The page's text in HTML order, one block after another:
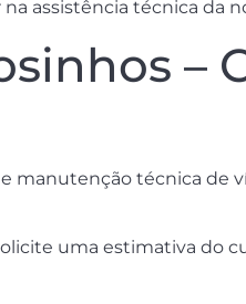
assistência técnica da
–
manutenção técnica de
uma estimativa do